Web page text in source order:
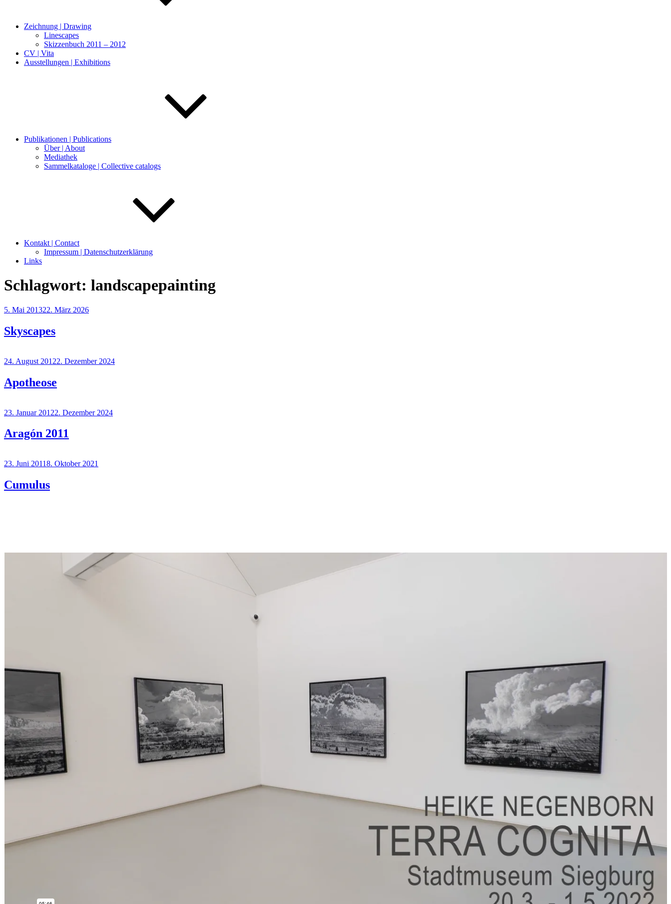
Zeichnung | Drawing
Linescapes
Skizzenbuch 2011 – 2012
CV | Vita
Ausstellungen | Exhibitions
Publikationen | Publications
Über | About
Mediathek
Sammelkataloge | Collective catalogs
Kontakt | Contact
Impressum | Datenschutzerklärung
Links
Schlagwort: landscapepainting
Veröffentlicht
5. Mai 201322. März 2026
Skyscapes
Veröffentlicht
24. August 20122. Dezember 2024
Apotheose
Veröffentlicht
23. Januar 20122. Dezember 2024
Aragón 2011
Veröffentlicht
23. Juni 20118. Oktober 2021
Cumulus